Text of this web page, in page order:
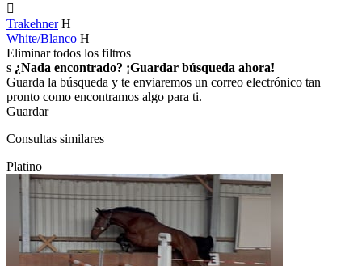

Trakehner H
White/Blanco H
Eliminar todos los filtros
s ¿Nada encontrado? ¡Guardar búsqueda ahora!
Guarda la búsqueda y te enviaremos un correo electrónico tan
pronto como encontramos algo para ti.
Guardar
Consultas similares
Platino